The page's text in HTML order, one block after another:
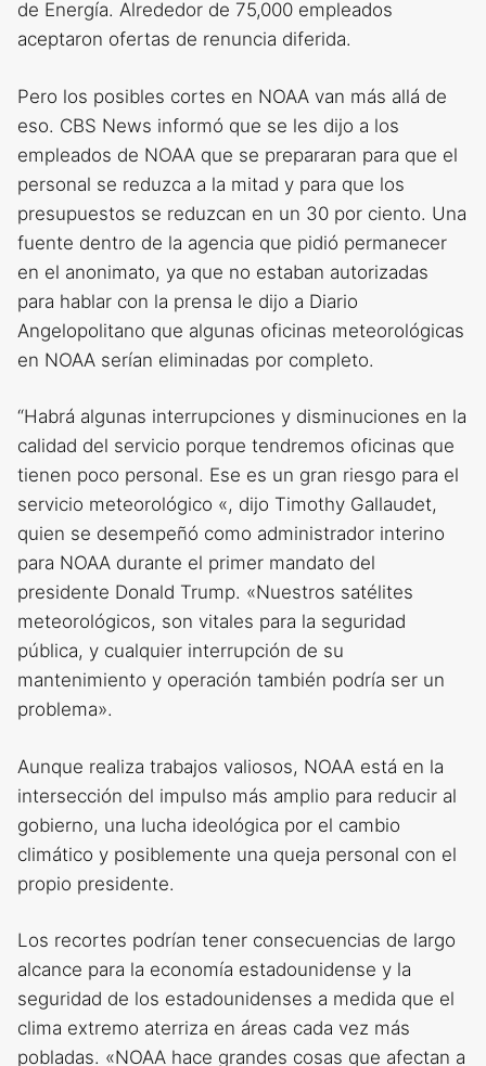
de Energía. Alrededor de 75,000 empleados
aceptaron ofertas de renuncia diferida.
Pero los posibles cortes en NOAA van más allá de
eso. CBS News informó que se les dijo a los
empleados de NOAA que se prepararan para que el
personal se reduzca a la mitad y para que los
presupuestos se reduzcan en un 30 por ciento. Una
fuente dentro de la agencia que pidió permanecer
en el anonimato, ya que no estaban autorizadas
para hablar con la prensa le dijo a Diario
Angelopolitano que algunas oficinas meteorológicas
en NOAA serían eliminadas por completo.
“Habrá algunas interrupciones y disminuciones en la
calidad del servicio porque tendremos oficinas que
tienen poco personal. Ese es un gran riesgo para el
servicio meteorológico «, dijo Timothy Gallaudet,
quien se desempeñó como administrador interino
para NOAA durante el primer mandato del
presidente Donald Trump. «Nuestros satélites
meteorológicos, son vitales para la seguridad
pública, y cualquier interrupción de su
mantenimiento y operación también podría ser un
problema».
Aunque realiza trabajos valiosos, NOAA está en la
intersección del impulso más amplio para reducir al
gobierno, una lucha ideológica por el cambio
climático y posiblemente una queja personal con el
propio presidente.
Los recortes podrían tener consecuencias de largo
alcance para la economía estadounidense y la
seguridad de los estadounidenses a medida que el
clima extremo aterriza en áreas cada vez más
pobladas. «NOAA hace grandes cosas que afectan a